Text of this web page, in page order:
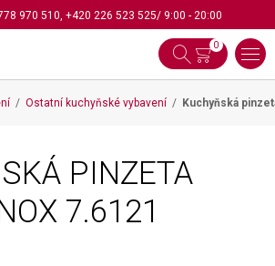
970 510, +420 226 523 525/ 9:00 - 20:00
0
Ostatní kuchyňské vybavení Kuchyňská
PINZETA
7.6121